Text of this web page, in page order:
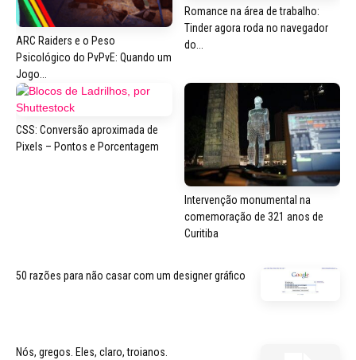
ARC Raiders e o Peso
Psicológico do PvPvE: Quando um
Jogo...
Romance na área de trabalho:
Tinder agora roda no navegador
do...
CSS: Conversão aproximada de
Pixels – Pontos e Porcentagem
Intervenção monumental na
comemoração de 321 anos de
Curitiba
50 razões para não casar com um designer gráfico
Nós, gregos. Eles, claro, troianos.